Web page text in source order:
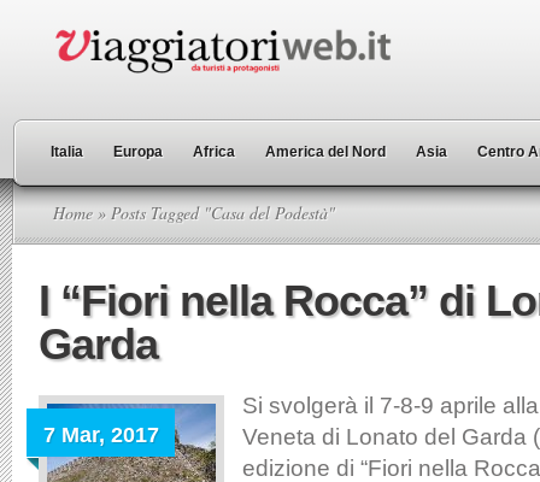
Italia Europa Africa America del Nord Asia Centro
Home » Posts Tagged "Casa del Podestà"
I “Fiori nella Rocca” di
Garda
7 Mar, 2017
Si svolgerà il 7-8-9 aprile
Veneta di Lonato del Garda
edizione di “Fiori nella